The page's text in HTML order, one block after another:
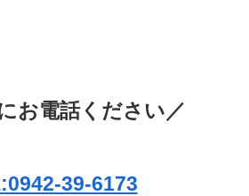
お電話ください／
39-6173